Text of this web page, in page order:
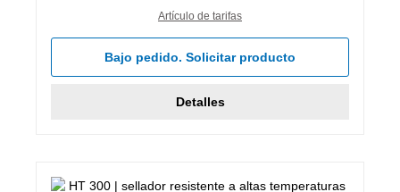
Artículo de tarifas
Bajo pedido. Solicitar producto
Detalles